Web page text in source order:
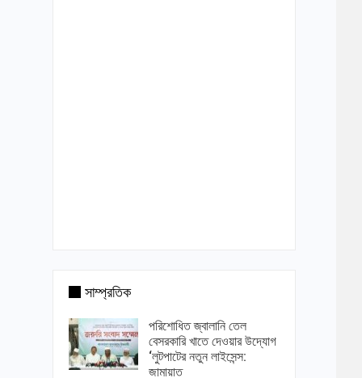
সাম্প্রতিক
পরিশোধিত জ্বালানি তেল
বেসরকারি খাতে দেওয়ার উদ্যোগ
‘লুটপাটের নতুন লাইসেন্স:
জামায়াত